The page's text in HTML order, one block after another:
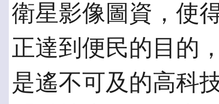
衛星影像圖資，使
正達到便民的目的
是遙不可及的高科